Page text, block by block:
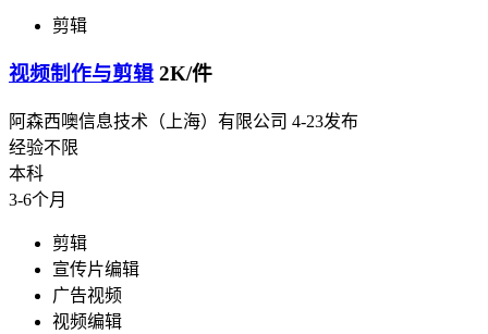
剪辑
视频制作与剪辑 2K/件
阿森西噢信息技术（上海）有限公司 4-23发布
经验不限
本科
3-6个月
剪辑
宣传片编辑
广告视频
视频编辑